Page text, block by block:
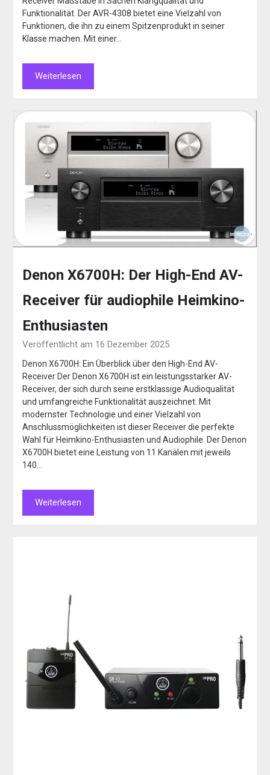
Funktionalität. Der AVR-4308 bietet eine Vielzahl von
Funktionen, die ihn zu einem Spitzenprodukt in seiner
Klasse machen. Mit einer…
Weiterlesen
Denon X6700H: Der High-End AV-
Receiver für audiophile Heimkino-
Enthusiasten
Veröffentlicht am 16 Dezember 2025
Denon X6700H: Ein Überblick über den High-End AV-
Receiver Der Denon X6700H ist ein leistungsstarker AV-
Receiver, der sich durch seine erstklassige Audioqualität
und umfangreiche Funktionalität auszeichnet. Mit
modernster Technologie und einer Vielzahl von
Anschlussmöglichkeiten ist dieser Receiver die perfekte
Wahl für Heimkino-Enthusiasten und Audiophile. Der Denon
X6700H bietet eine Leistung von 11 Kanälen mit jeweils
140…
Weiterlesen